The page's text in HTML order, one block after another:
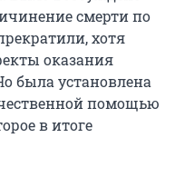
смерти по
хотя
оказания
была установлена
помощью
в итоге